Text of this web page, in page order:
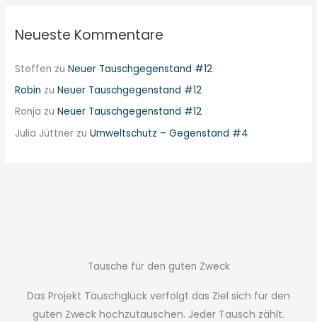
Neueste Kommentare
Steffen zuNeuer Tauschgegenstand #12
Robin zuNeuer Tauschgegenstand #12
Ronja zuNeuer Tauschgegenstand #12
Julia Jüttner zuUmweltschutz – Gegenstand #4
Tausche für den guten Zweck
Das Projekt Tauschglück verfolgt das Ziel sich für den
guten Zweck hochzutauschen. Jeder Tausch zählt.